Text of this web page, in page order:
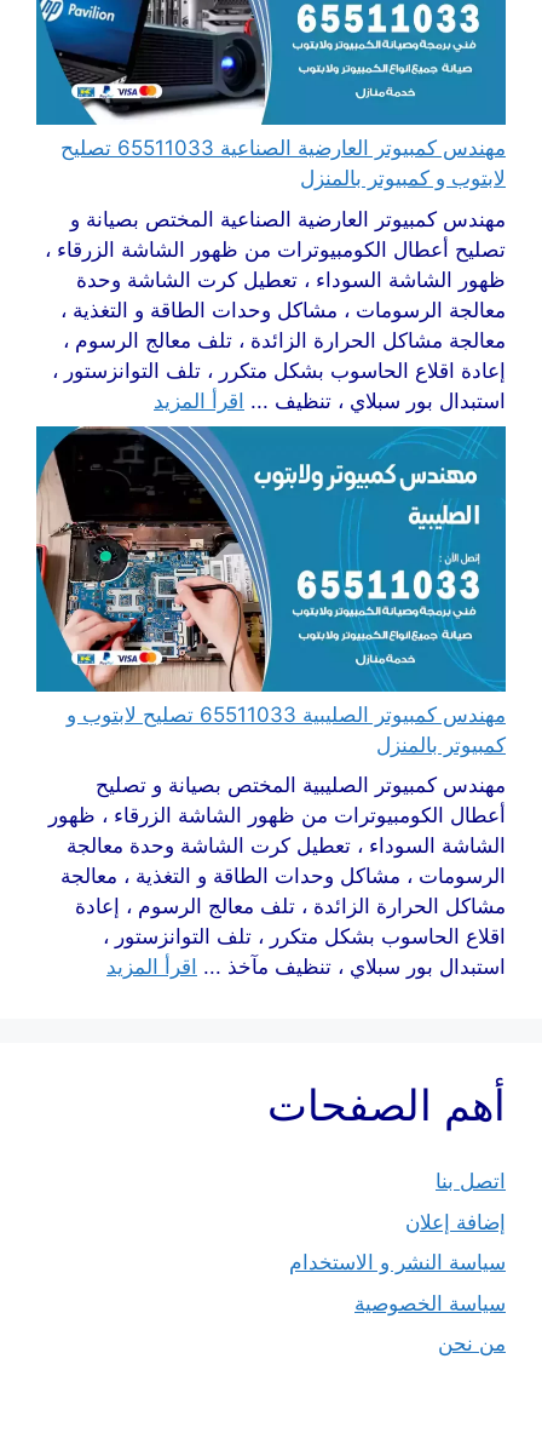
مهندس كمبيوتر العارضية الصناعية 65511033 تصليح
لابتوب و كمبيوتر بالمنزل
مهندس كمبيوتر العارضية الصناعية المختص بصيانة و
تصليح أعطال الكومبيوترات من ظهور الشاشة الزرقاء ،
ظهور الشاشة السوداء ، تعطيل كرت الشاشة وحدة
معالجة الرسومات ، مشاكل وحدات الطاقة و التغذية ،
معالجة مشاكل الحرارة الزائدة ، تلف معالج الرسوم ،
إعادة اقلاع الحاسوب بشكل متكرر ، تلف التوانزستور ،
استبدال بور سبلاي ، تنظيف ... اقرأ المزيد
مهندس كمبيوتر الصليبية 65511033 تصليح لابتوب و
كمبيوتر بالمنزل
مهندس كمبيوتر الصليبية المختص بصيانة و تصليح
أعطال الكومبيوترات من ظهور الشاشة الزرقاء ، ظهور
الشاشة السوداء ، تعطيل كرت الشاشة وحدة معالجة
الرسومات ، مشاكل وحدات الطاقة و التغذية ، معالجة
مشاكل الحرارة الزائدة ، تلف معالج الرسوم ، إعادة
اقلاع الحاسوب بشكل متكرر ، تلف التوانزستور ،
استبدال بور سبلاي ، تنظيف مآخذ ... اقرأ المزيد
أهم الصفحات
اتصل بنا
إضافة إعلان
سياسة النشر و الاستخدام
سياسة الخصوصية
من نحن